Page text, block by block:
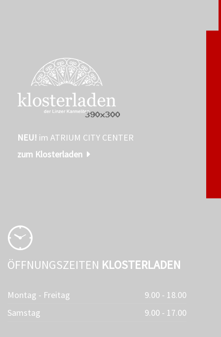
NEU! im ATRIUM CITY CENTER
zum Klosterladen
ÖFFNUNGSZEITEN KLOSTERLADEN
Montag - Freitag
9.00 - 18.00
Samstag
9.00 - 17.00